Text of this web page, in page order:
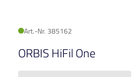
Art.-Nr. 385162
ORBIS HiFil One